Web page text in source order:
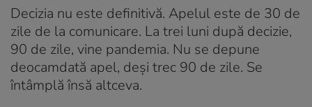
Decizia nu este definitivă. Apelul este de 30 de
zile de la comunicare. La trei luni după decizie,
90 de zile, vine pandemia. Nu se depune
deocamdată apel, deși trec 90 de zile. Se
întâmplă însă altceva.